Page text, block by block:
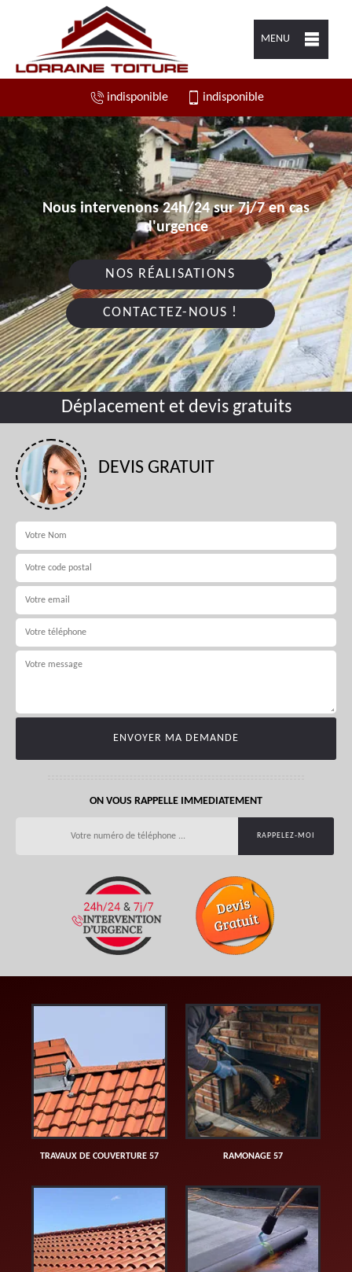
MENU
indisponible indisponible
Nous intervenons 24h/24 sur 7j/7 en cas
d'urgence
NOS RÉALISATIONS
CONTACTEZ-NOUS !
Déplacement et devis gratuits
DEVIS GRATUIT
ON VOUS RAPPELLE IMMEDIATEMENT
TRAVAUX DE COUVERTURE 57 RAMONAGE 57